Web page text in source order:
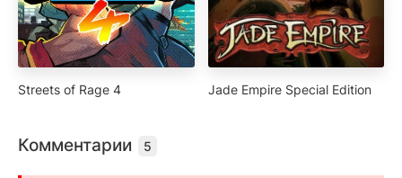
Streets of Rage 4 Jade Empire Special Edition
Комментарии 5